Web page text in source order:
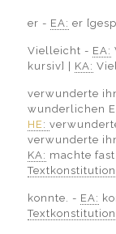
er - EA: er
Vielleicht - EA:
kursiv] | KA:
verwunderte
wunderlichen
HE:
verwunderte
KA: machte
konnte. - EA: